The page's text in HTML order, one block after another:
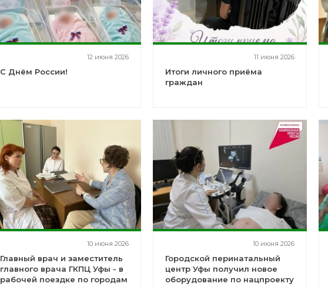
12 июня 2026
С Днём России!
11 июня 2026
Итоги личного приёма
граждан
10 июня 2026
Главный врач и заместитель
главного врача ГКПЦ Уфы - в
рабочей поездке по городам
10 июня 2026
Городской перинатальный
центр Уфы получил новое
оборудование по нацпроекту